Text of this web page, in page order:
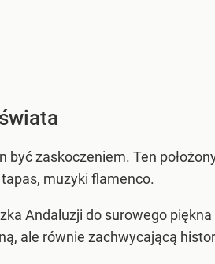
zaskoczeniem. Ten
muzyki flamenco.
Andaluzji do surowego
ale równie zachwycającą